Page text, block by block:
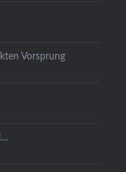
Vorsprung